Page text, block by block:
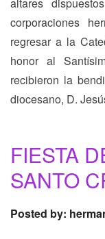
corporaciones
regresar a la
honor al
recibieron la
diocesano, D.
FIESTA
SANTO
Posted by: